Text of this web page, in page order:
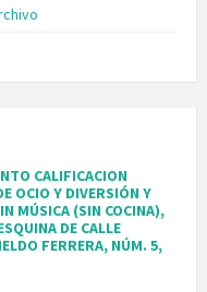
CALIFICACION
OCIO Y DIVERSIÓN Y
MÚSICA (SIN COCINA),
DE CALLE
FERRERA, NÚM. 5,